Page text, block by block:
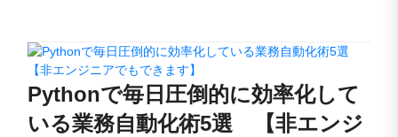
Pythonで毎日圧倒的に効率化して
いる業務自動化術5選 【非エンジ